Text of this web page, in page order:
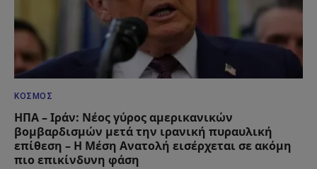
ΚΌΣΜΟΣ
ΗΠΑ – Ιράν: Νέος γύρος αμερικανικών
βομβαρδισμών μετά την ιρανική πυραυλική
επίθεση – Η Μέση Ανατολή εισέρχεται σε ακόμη
πιο επικίνδυνη φάση